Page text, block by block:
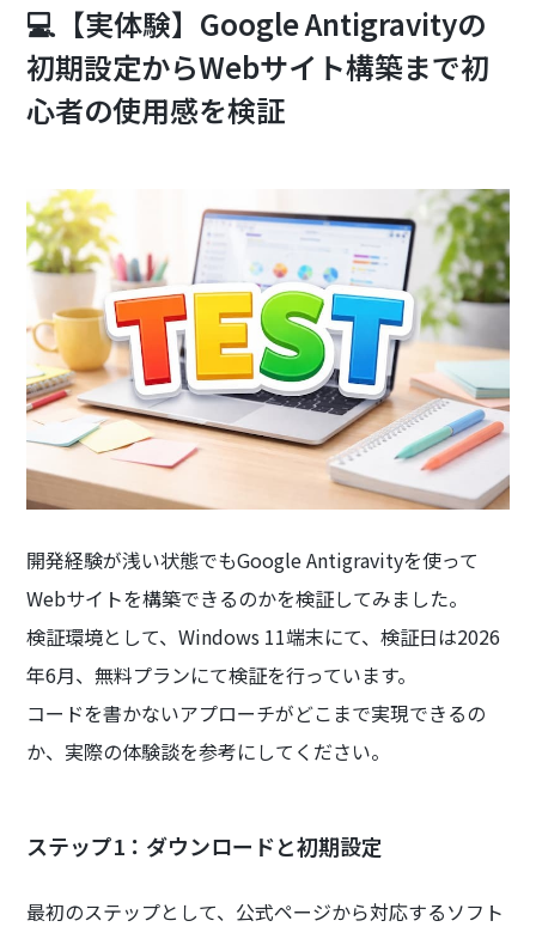
💻【実体験】Google Antigravityの
初期設定からWebサイト構築まで初
心者の使用感を検証
開発経験が浅い状態でもGoogle Antigravityを使って
Webサイトを構築できるのかを検証してみました。
検証環境として、Windows 11端末にて、検証日は2026
年6月、無料プランにて検証を行っています。
コードを書かないアプローチがどこまで実現できるの
か、実際の体験談を参考にしてください。
ステップ1：ダウンロードと初期設定
最初のステップとして、公式ページから対応するソフト